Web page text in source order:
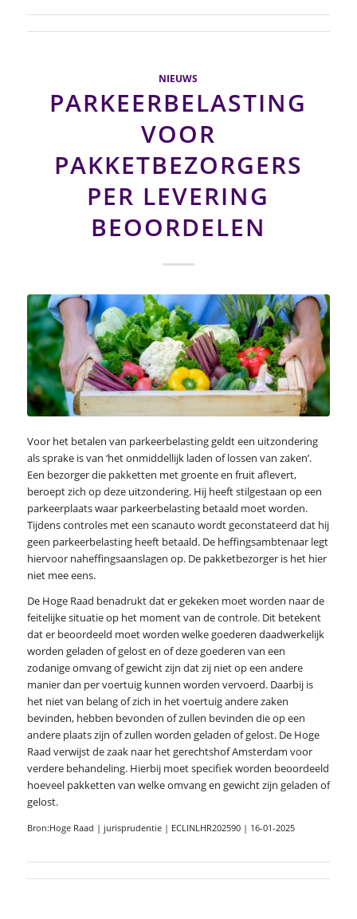
NIEUWS
PARKEERBELASTING
VOOR
PAKKETBEZORGERS
PER LEVERING
BEOORDELEN
Voor het betalen van parkeerbelasting geldt een uitzondering
als sprake is van ‘het onmiddellijk laden of lossen van zaken’.
Een bezorger die pakketten met groente en fruit aflevert,
beroept zich op deze uitzondering. Hij heeft stilgestaan op een
parkeerplaats waar parkeerbelasting betaald moet worden.
Tijdens controles met een scanauto wordt geconstateerd dat hij
geen parkeerbelasting heeft betaald. De heffingsambtenaar legt
hiervoor naheffingsaanslagen op. De pakketbezorger is het hier
niet mee eens.
De Hoge Raad benadrukt dat er gekeken moet worden naar de
feitelijke situatie op het moment van de controle. Dit betekent
dat er beoordeeld moet worden welke goederen daadwerkelijk
worden geladen of gelost en of deze goederen van een
zodanige omvang of gewicht zijn dat zij niet op een andere
manier dan per voertuig kunnen worden vervoerd. Daarbij is
het niet van belang of zich in het voertuig andere zaken
bevinden, hebben bevonden of zullen bevinden die op een
andere plaats zijn of zullen worden geladen of gelost. De Hoge
Raad verwijst de zaak naar het gerechtshof Amsterdam voor
verdere behandeling. Hierbij moet specifiek worden beoordeeld
hoeveel pakketten van welke omvang en gewicht zijn geladen of
gelost.
Bron:Hoge Raad | jurisprudentie | ECLINLHR202590 | 16-01-2025